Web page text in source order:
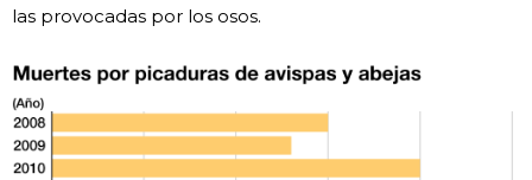
las provocadas por los osos.